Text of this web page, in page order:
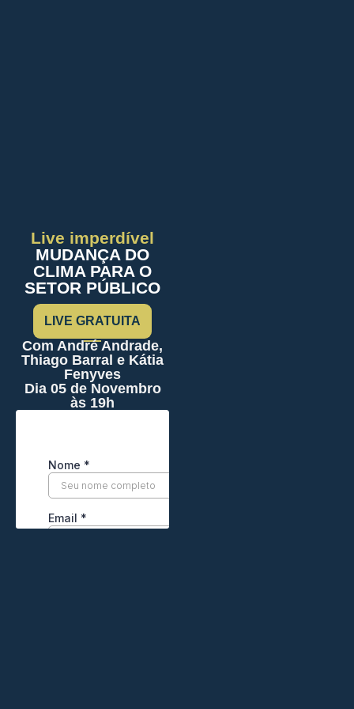
Live imperdível
MUDANÇA DO
CLIMA PARA O
SETOR PÚBLICO
LIVE GRATUITA
Com André Andrade,
Thiago Barral e Kátia
Fenyves
Dia 05 de Novembro
às 19h